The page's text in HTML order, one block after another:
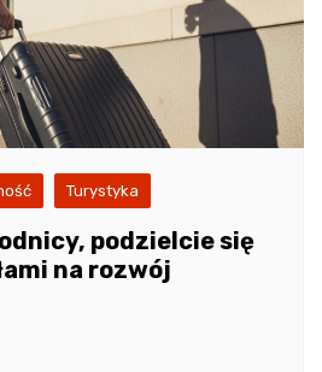
Turystyka
podzielcie się
na rozwój